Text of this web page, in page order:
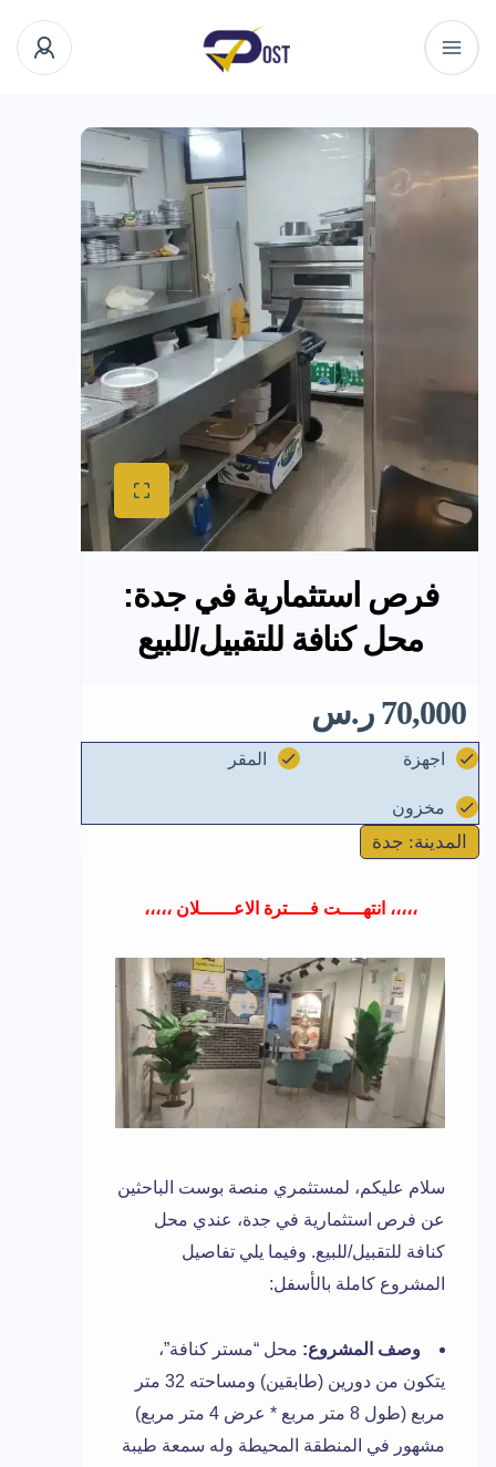
فرص استثمارية في جدة:
محل كنافة للتقبيل/للبيع
70,000 ر.س
اجهزة المقر
مخزون
المدينة: جدة
،،،،، انتهــــت فــــترة الاعــــــلان ،،،،،
سلام عليكم، لمستثمري منصة بوست الباحثين
عن فرص استثمارية في جدة، عندي محل
كنافة للتقبيل/للبيع. وفيما يلي تفاصيل
المشروع كاملة بالأسفل:
وصف المشروع: محل “مستر كنافة”،
يتكون من دورين (طابقين) ومساحته 32 متر
مربع (طول 8 متر مربع * عرض 4 متر مربع)
مشهور في المنطقة المحيطة وله سمعة طيبة